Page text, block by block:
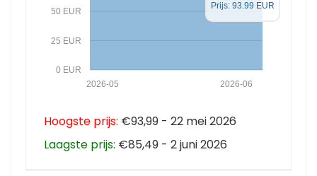
0 EUR
25 EUR
50 EUR
2026-06
2026-05
Prijs: 93.99 EUR
Hoogste prijs: €93,99 - 22 mei 2026
Laagste prijs: €85,49 - 2 juni 2026